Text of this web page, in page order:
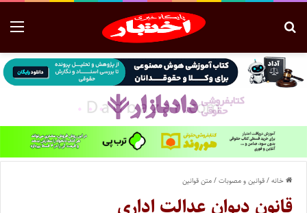
خانه/قوانین و مصوبات/متن قوانین
قانون دیوان عدالت اداری